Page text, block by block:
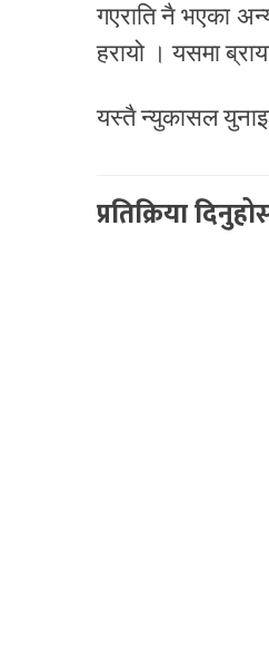
गएराति नै भएका
हरायो । यसमा
यस्तै न्युकासल
प्रतिक्रिया